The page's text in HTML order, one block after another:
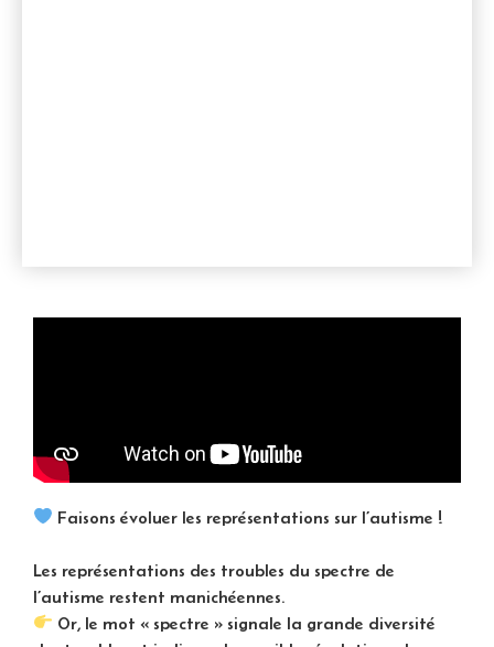
Faisons évoluer les représentations sur l’autisme !
Les représentations des troubles du spectre de
l’autisme restent manichéennes.
Or, le mot « spectre » signale la grande diversité